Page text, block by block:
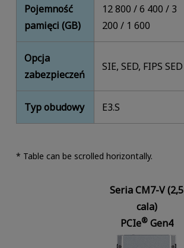
Pojemność
pamięci (GB)
12 800 / 6 400 / 3
200 / 1 600
Opcja
zabezpieczeń
SIE, SED, FIPS SED
Typ obudowy E3.S
* Table can be scrolled horizontally.
Seria CM7-V (2,5
cala)
PCIe®Gen4